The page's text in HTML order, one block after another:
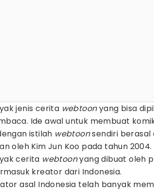
jenis cerita webtoonyang bisa
Ide awal untuk membuat
istilah webtoonsendiri berasal
oleh Kim Jun Koo pada tahun 2004.
cerita webtoonyang dibuat oleh
kreator dari Indonesia.
asal Indonesia telah banyak